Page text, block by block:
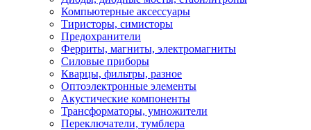
Компьютерные аксессуары
Тиристоры, симисторы
Предохранители
Ферриты, магниты, электромагниты
Силовые приборы
Кварцы, фильтры, разное
Оптоэлектронные элементы
Акустические компоненты
Трансформаторы, умножители
Переключатели, тумблера